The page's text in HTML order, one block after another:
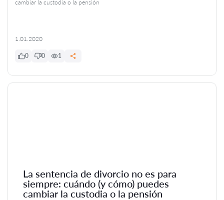
cambiar la custodia o la pensión
1.01.2020
0 0 1
La sentencia de divorcio no es para
siempre: cuándo (y cómo) puedes
cambiar la custodia o la pensión